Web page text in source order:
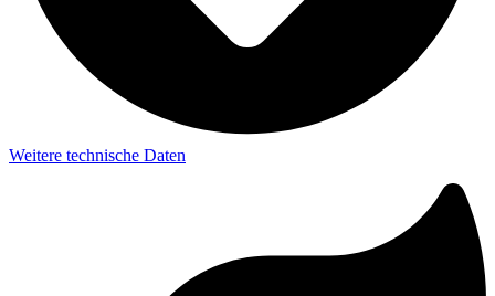
Weitere technische Daten